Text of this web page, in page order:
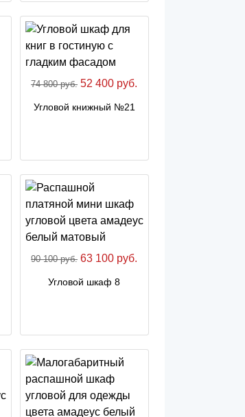
74 800 руб. 52 400 руб.
Угловой книжный №21
90 100 руб. 63 100 руб.
Угловой шкаф 8